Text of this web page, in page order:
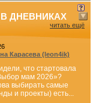
ДНЕВНИКАХ
читать ещё
Карасева (leon4ik)
что стартовала
мам 2026»?
выбирать самые
и проекты) есть...